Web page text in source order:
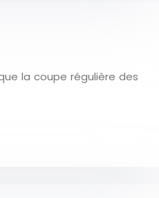
la coupe régulière des